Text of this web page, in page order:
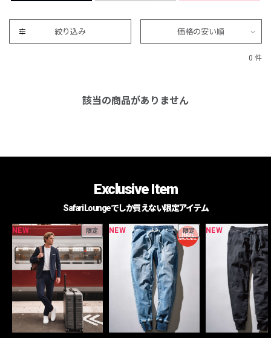
絞り込み 価格の安い順
0 件
該当の商品がありません
Exclusive Item
Safari Loungeでしか買えない限定アイテム
NEW 限定 NEW 限定 NEW